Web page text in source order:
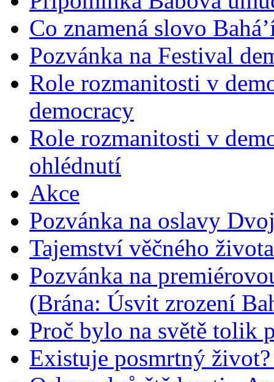
Co znamená slovo
Pozvánka na Festival
Role rozmanitosti v
democracy
Role rozmanitosti v
ohlédnutí
Akce
Pozvánka na oslavy
Tajemství věčného života
Pozvánka na
(Brána: Úsvit zrození
Proč bylo na světě tolik
Existuje posmrtný